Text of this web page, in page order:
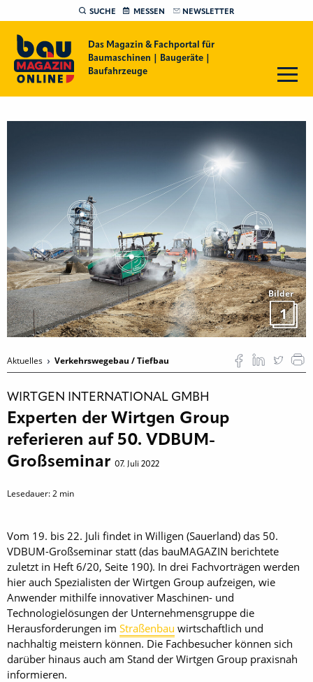
SUCHE MESSEN NEWSLETTER
Das Magazin & Fachportal für
Baumaschinen | Baugeräte |
Baufahrzeuge
Bilder
1
Aktuelles Verkehrswegebau / Tiefbau
WIRTGEN INTERNATIONAL GMBH
Experten der Wirtgen Group
referieren auf 50. VDBUM-
Großseminar 07. Juli 2022
Lesedauer:2 min
Vom 19. bis 22. Juli findet in Willigen (Sauerland) das 50.
VDBUM-Großseminar statt (das bauMAGAZIN berichtete
zuletzt in Heft 6/20, Seite 190). In drei Fachvorträgen werden
hier auch Spezialisten der Wirtgen Group aufzeigen, wie
Anwender mithilfe innovativer Maschinen- und
Technologielösungen der Unternehmensgruppe die
Herausforderungen im Straßenbau wirtschaftlich und
nachhaltig meistern können. Die Fachbesucher können sich
darüber hinaus auch am Stand der Wirtgen Group praxisnah
informieren.